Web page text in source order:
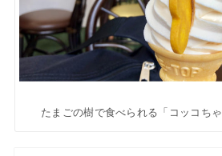
たまごの樹で食べられる「コッコち